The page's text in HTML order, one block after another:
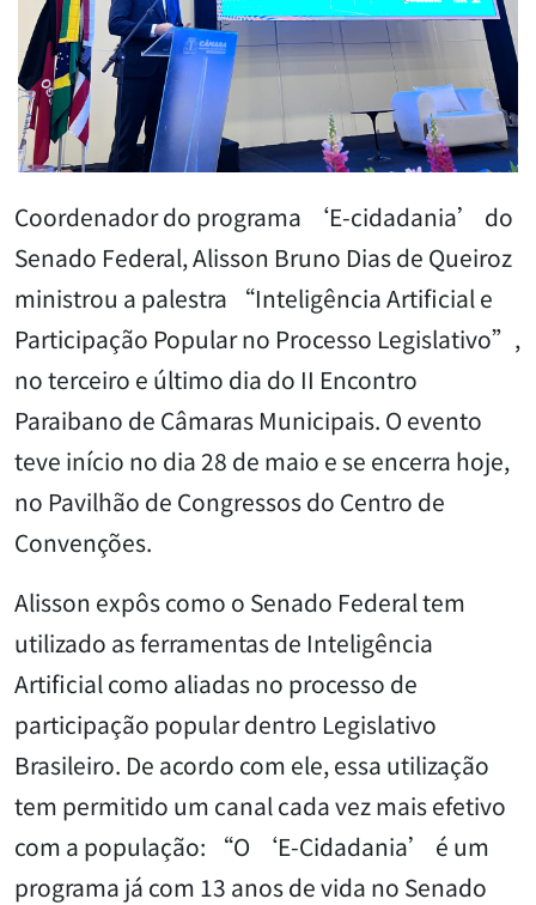
Coordenador do programa ‘E-cidadania’ do
Senado Federal, Alisson Bruno Dias de Queiroz
ministrou a palestra “Inteligência Artificial e
Participação Popular no Processo Legislativo”,
no terceiro e último dia do II Encontro
Paraibano de Câmaras Municipais. O evento
teve início no dia 28 de maio e se encerra hoje,
no Pavilhão de Congressos do Centro de
Convenções.
Alisson expôs como o Senado Federal tem
utilizado as ferramentas de Inteligência
Artificial como aliadas no processo de
participação popular dentro Legislativo
Brasileiro. De acordo com ele, essa utilização
tem permitido um canal cada vez mais efetivo
com a população: “O ‘E-Cidadania’ é um
programa já com 13 anos de vida no Senado